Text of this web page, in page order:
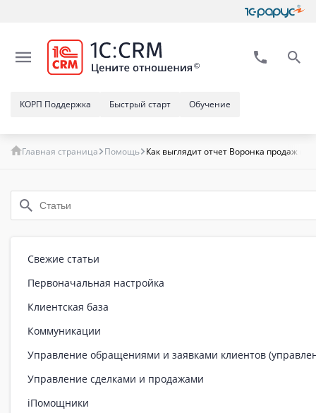
Обучение
Быстрый старт
КОРП Поддержка
Главная страница Помощь Как выглядит отчет Воронка продаж в
Свежие статьи
Первоначальная настройка
Клиентская база
Коммуникации
Управление обращениями и заявками клиентов
Управление сделками и продажами
iПомощники